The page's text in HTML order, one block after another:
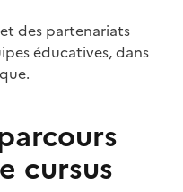
des partenariats
éducatives, dans
cursus